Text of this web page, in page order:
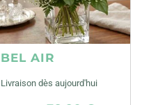
BEL AIR
Livraison dès aujourd'hui